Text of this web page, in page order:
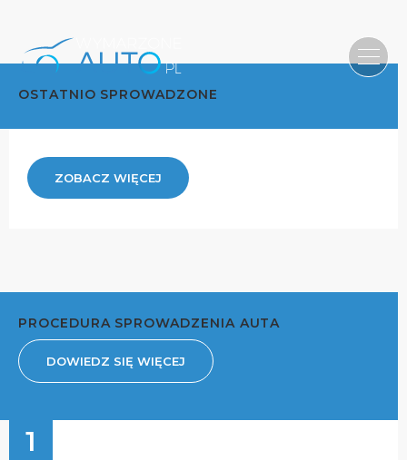
OSTATNIO SPROWADZONE
ZOBACZ WIĘCEJ
PROCEDURA SPROWADZENIA AUTA
DOWIEDZ SIĘ WIĘCEJ
1